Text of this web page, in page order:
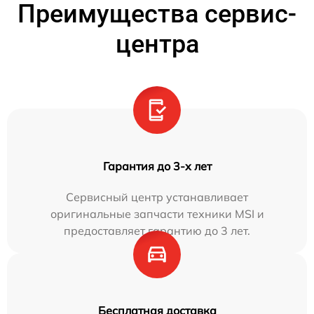
Преимущества сервис-
центра
Гарантия до 3-х лет
Сервисный центр устанавливает
оригинальные запчасти техники MSI и
предоставляет гарантию до 3 лет.
Бесплатная доставка